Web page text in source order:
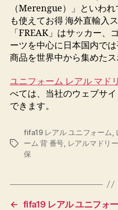
（Merengue）」といわ
も使えてお得 海外直輸入
「FREAK」はサッカー、
ーツを中心に日本国内で
商品を世界中から集めたス
ユニフォーム レアル マド
べては、当社のウェブサ
できます。
Etiquetas
fifa19 レアル ユニフォーム
ーム 背 番号 レアルマドリ
保
← fifa19 レアル ユニフォ